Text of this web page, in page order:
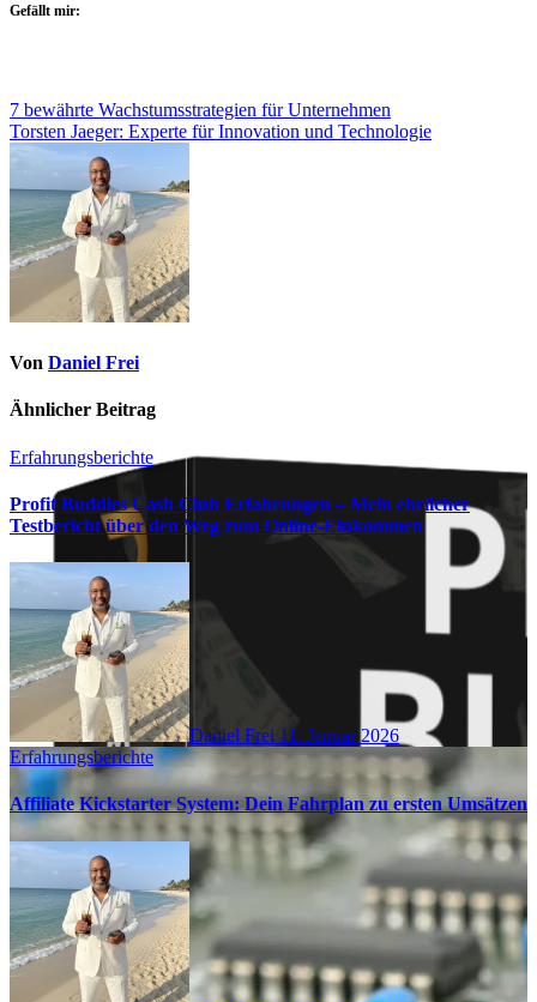
Gefällt mir:
Beitragsnavigation
7 bewährte Wachstumsstrategien für Unternehmen
Torsten Jaeger: Experte für Innovation und Technologie
Von Daniel Frei
Ähnlicher Beitrag
Erfahrungsberichte
Profit Buddies Cash Club Erfahrungen – Mein ehrlicher
Testbericht über den Weg zum Online-Einkommen
Daniel Frei 11. Januar 2026
Erfahrungsberichte
Affiliate Kickstarter System: Dein Fahrplan zu ersten Umsätzen